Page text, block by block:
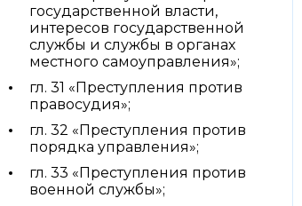
государственной власти,
интересов государственной
службы и службы в органах
местного самоуправления»;
гл. 31 «Преступления против
правосудия»;
гл. 32 «Преступления против
порядка управления»;
гл. 33 «Преступления против
военной службы»;